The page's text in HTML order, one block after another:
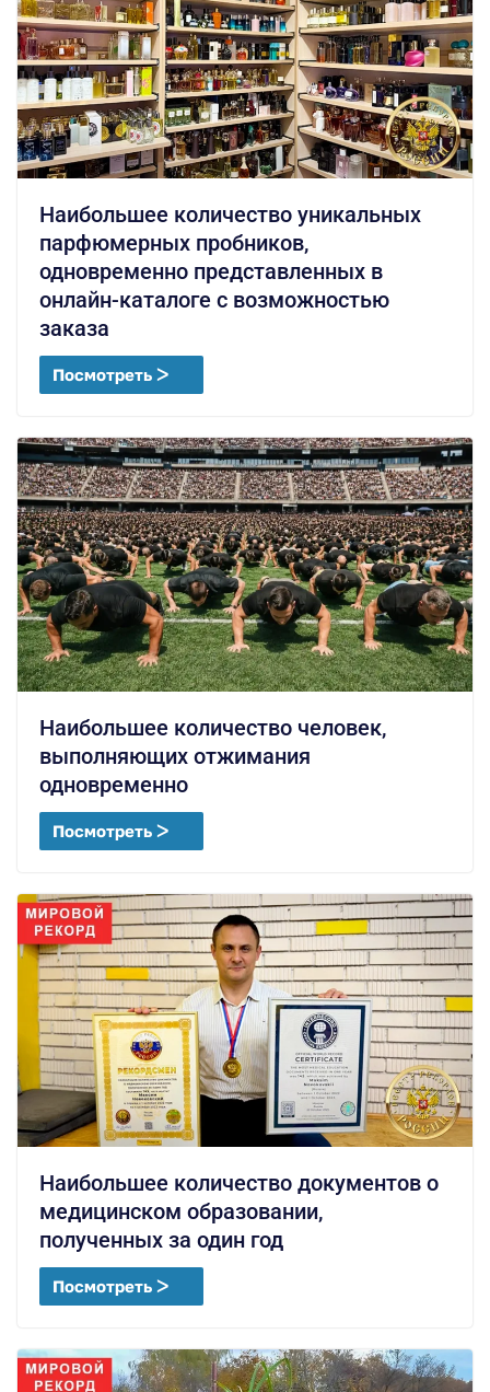
Наибольшее количество уникальных
парфюмерных пробников,
одновременно представленных в
онлайн-каталоге с возможностью
заказа
Посмотреть ᐳ
Наибольшее количество человек,
выполняющих отжимания
одновременно
Посмотреть ᐳ
Наибольшее количество документов о
медицинском образовании,
полученных за один год
Посмотреть ᐳ